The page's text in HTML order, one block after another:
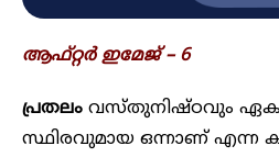
ആഫ്റ്റ‍ർ ഇമേജ് – 6
പ്രതലം വസ്തുനിഷ്ഠവും
സ്ഥിരവുമായ ഒന്നാണ് എന്ന